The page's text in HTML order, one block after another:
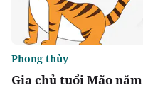
Gia chủ tuổi Mão năm
Phong thủy